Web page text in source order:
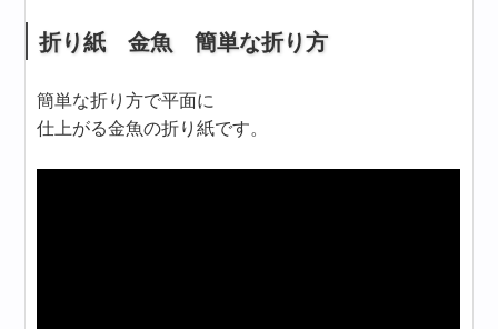
折り紙 金魚 簡単な折り方
簡単な折り方で平面に
仕上がる金魚の折り紙です。